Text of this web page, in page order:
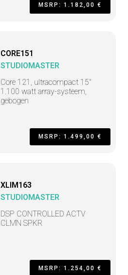
MSRP: 1.182,00 €
CORE151
STUDIOMASTER
Core 121, ultracompact 15"
1.100 watt array-systeem,
gebogen
MSRP: 1.499,00 €
XLIM163
STUDIOMASTER
DSP CONTROLLED ACTV
CLMN SPKR
MSRP: 1.254,00 €